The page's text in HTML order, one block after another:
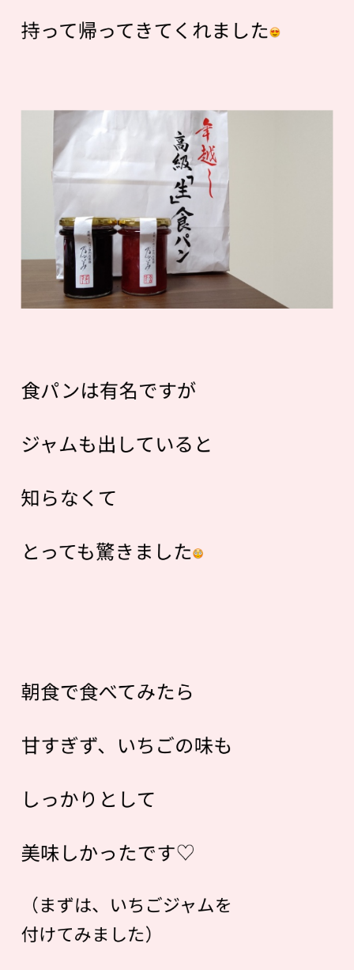
持って帰ってきてくれました
食パンは有名ですが
ジャムも出していると
知らなくて
とっても驚きました
朝食で食べてみたら
甘すぎず、いちごの味も
しっかりとして
美味しかったです♡
（まずは、いちごジャムを
付けてみました）